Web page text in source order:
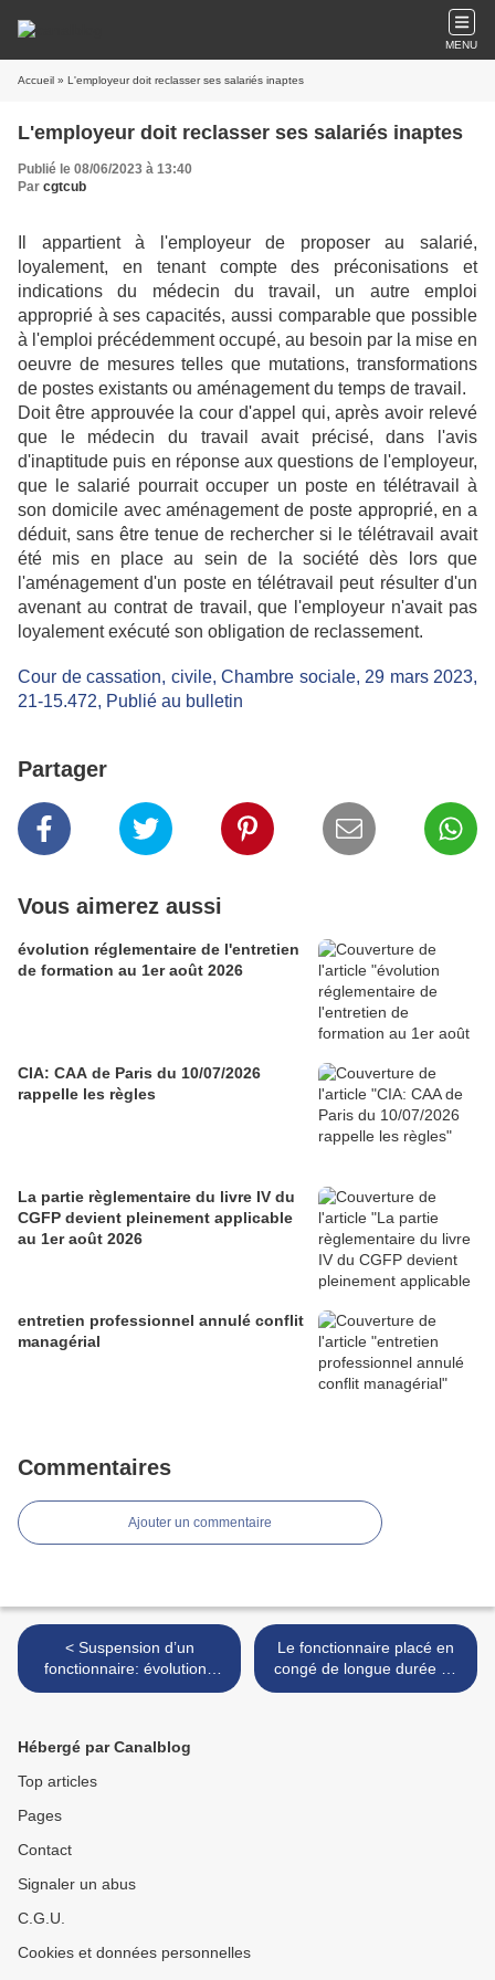
MENU
Accueil » L'employeur doit reclasser ses salariés inaptes
L'employeur doit reclasser ses salariés inaptes
Publié le 08/06/2023 à 13:40
Par cgtcub
Il appartient à l'employeur de proposer au salarié,
loyalement, en tenant compte des préconisations et
indications du médecin du travail, un autre emploi
approprié à ses capacités, aussi comparable que possible
à l'emploi précédemment occupé, au besoin par la mise en
oeuvre de mesures telles que mutations, transformations
de postes existants ou aménagement du temps de travail.
Doit être approuvée la cour d'appel qui, après avoir relevé
que le médecin du travail avait précisé, dans l'avis
d'inaptitude puis en réponse aux questions de l'employeur,
que le salarié pourrait occuper un poste en télétravail à
son domicile avec aménagement de poste approprié, en a
déduit, sans être tenue de rechercher si le télétravail avait
été mis en place au sein de la société dès lors que
l'aménagement d'un poste en télétravail peut résulter d'un
avenant au contrat de travail, que l'employeur n'avait pas
loyalement exécuté son obligation de reclassement.
Cour de cassation, civile, Chambre sociale, 29 mars 2023,
21-15.472, Publié au bulletin
Partager
Vous aimerez aussi
évolution réglementaire de l'entretien
de formation au 1er août 2026
CIA: CAA de Paris du 10/07/2026
rappelle les règles
La partie règlementaire du livre IV du
CGFP devient pleinement applicable
au 1er août 2026
entretien professionnel annulé conflit
managérial
Commentaires
Ajouter un commentaire
< Suspension d’un
fonctionnaire: évolutions
jurisprudentielles
Le fonctionnaire placé en
congé de longue durée ne
peut bénéficier d'aucun
Hébergé par Canalblog
Top articles
Pages
Contact
Signaler un abus
C.G.U.
Cookies et données personnelles